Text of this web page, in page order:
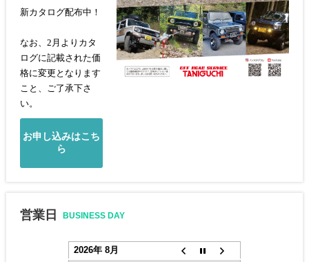
新カタログ配布中！
なお、2月よりカタ
ログに記載された価
格に変更となります
こと、ご了承下さ
い。
お申し込みはこち
ら
営業日 BUSINESS DAY
2026年 8月